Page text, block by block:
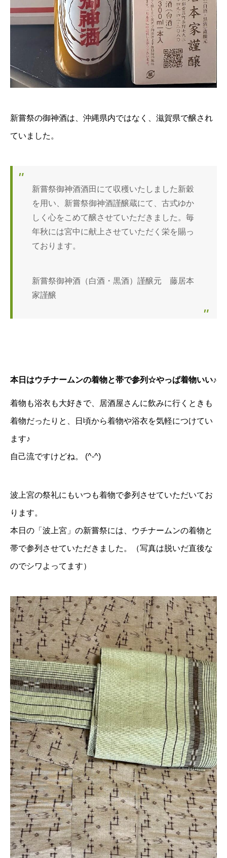
新嘗祭の御神酒は、沖縄県内ではなく、滋賀県で醸され
ていました。
新嘗祭御神酒酒田にて収穫いたしました新穀
を用い、新嘗祭御神酒謹醸蔵にて、古式ゆか
しく心をこめて醸させていただきました。毎
年秋には宮中に献上させていただく栄を賜っ
ております。
新嘗祭御神酒（白酒・黒酒）謹醸元 藤居本
家謹醸
本日はウチナームンの着物と帯で参列☆やっぱ着物いい♪
着物も浴衣も大好きで、居酒屋さんに飲みに行くときも
着物だったりと、日頃から着物や浴衣を気軽につけてい
ます♪
自己流ですけどね。 (^-^)
波上宮の祭礼にもいつも着物で参列させていただいてお
ります。
本日の「波上宮」の新嘗祭には、ウチナームンの着物と
帯で参列させていただきました。（写真は脱いだ直後な
のでシワよってます）